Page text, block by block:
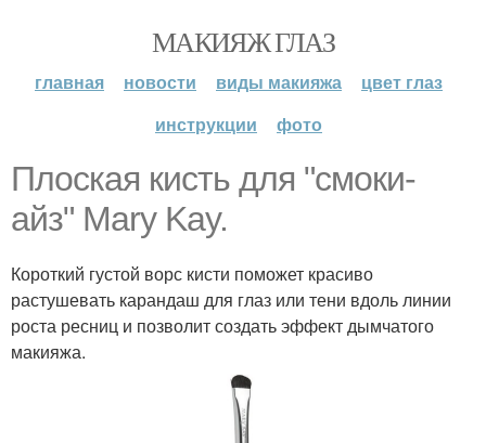
МАКИЯЖ ГЛАЗ
главная новости виды макияжа
цвет глаз
инструкции
фото
Плоская кисть для "смоки-
айз" Mary Kay.
Короткий густой ворс кисти поможет красиво
растушевать карандаш для глаз или тени вдоль линии
роста ресниц и позволит создать эффект дымчатого
макияжа.